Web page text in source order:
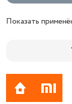
Показать